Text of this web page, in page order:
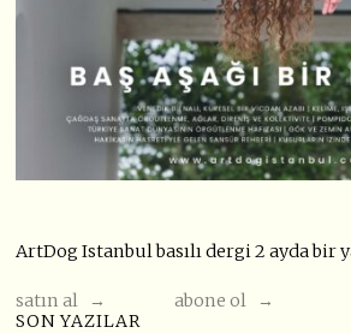
ArtDog Istanbul basılı dergi 2 ayda bir
satın al →
abone ol →
SON YAZILAR